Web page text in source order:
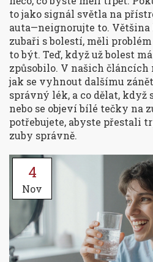
to jako signál světla na
auta—neignorujte to.
zubaři s bolestí, měli
to být. Teď, když už bolest
způsobilo. V našich článcích
jak se vyhnout dalšímu
správný lék, a co dělat,
nebo se objeví bílé tečky na
potřebujete, abyste přestali
zuby správně.
4
Nov